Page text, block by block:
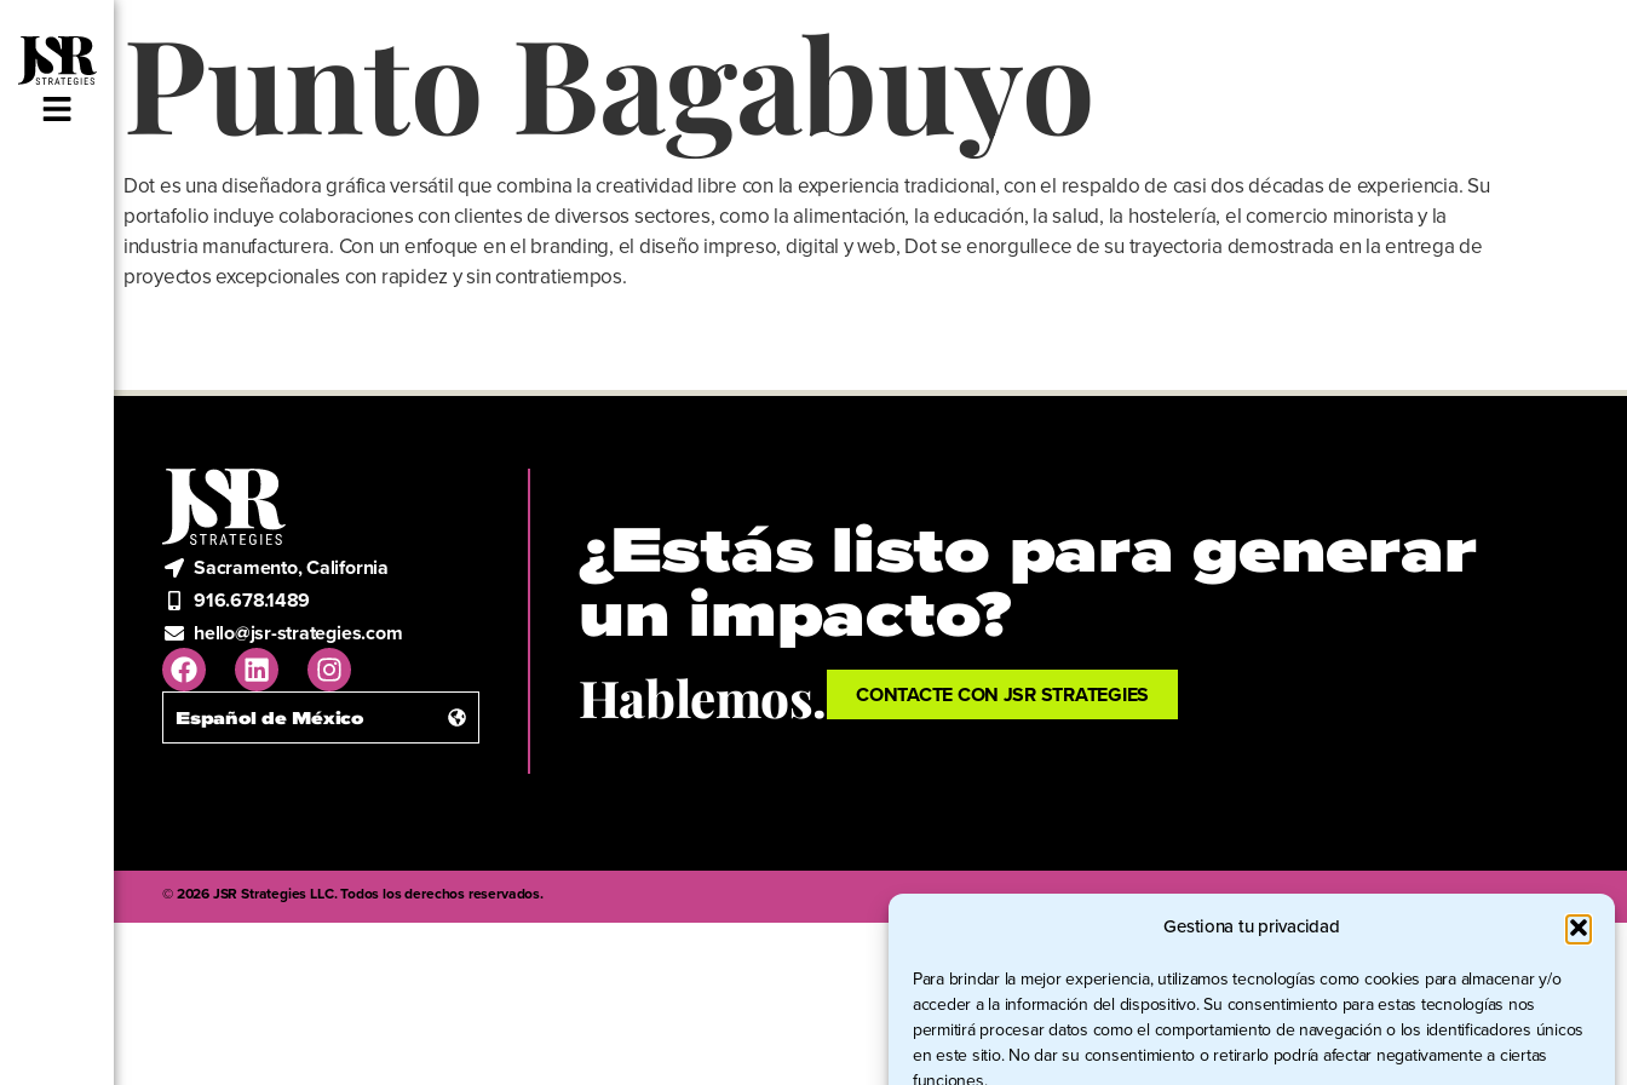
Gestiona tu privacidad
Para brindar la mejor experiencia, utilizamos tecnologías como cookies para almacenar y/o
acceder a la información del dispositivo. Su consentimiento para estas tecnologías nos
permitirá procesar datos como el comportamiento de navegación o los identificadores únicos
en este sitio. No dar su consentimiento o retirarlo podría afectar negativamente a ciertas
Punto Bagabuyo
Dot es una diseñadora gráfica versátil que combina la creatividad libre con la experiencia tradicional, con el respaldo de casi dos décadas de experiencia. Su
portafolio incluye colaboraciones con clientes de diversos sectores, como la alimentación, la educación, la salud, la hostelería, el comercio minorista y la
industria manufacturera. Con un enfoque en el branding, el diseño impreso, digital y web, Dot se enorgullece de su trayectoria demostrada en la entrega de
proyectos excepcionales con rapidez y sin contratiempos.
Sacramento, California
916.678.1489
hello@jsr-strategies.com
Español de México
¿Estás listo para generar
un impacto?
Hablemos. CONTACTE CON JSR STRATEGIES
© 2026 JSR Strategies LLC. Todos los derechos reservados.